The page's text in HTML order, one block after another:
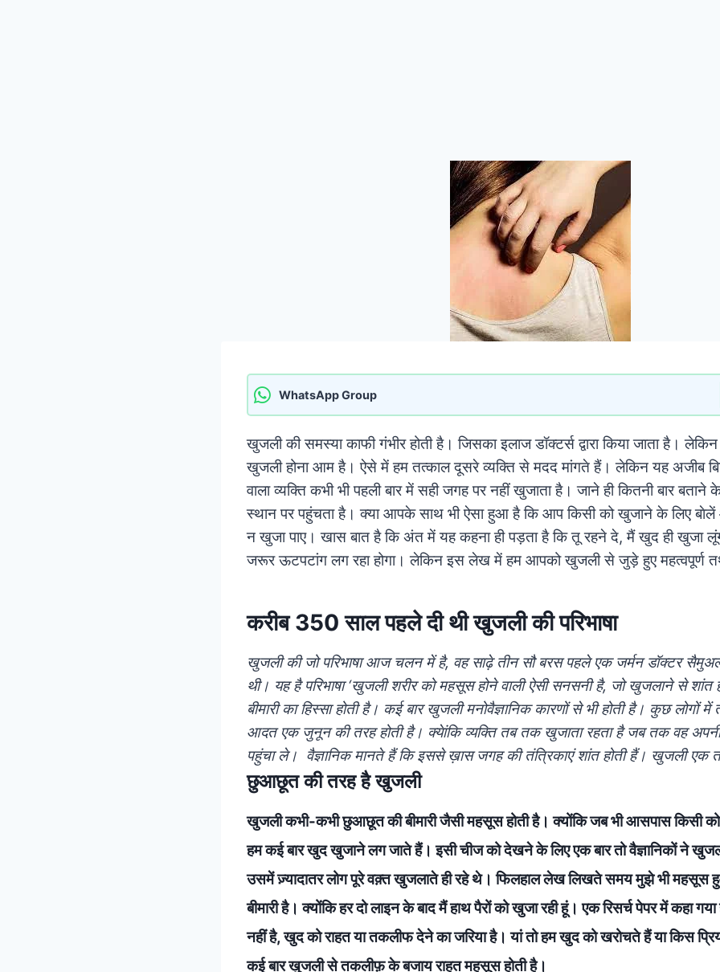
WhatsApp Group
खुजली की समस्या काफी गंभीर होती है। जिसका इलाज डॉक्टर्स द्वारा किया जाता है।
खुजली होना आम है। ऐसे में हम तत्काल दूसरे व्यक्ति से मदद मांगते हैं। लेकिन यह अजीब
वाला व्यक्ति कभी भी पहली बार में सही जगह पर नहीं खुजाता है। जाने ही कितनी बार
स्थान पर पहुंचता है। क्या आपके साथ भी ऐसा हुआ है कि आप किसी को खुजाने के लिए
न खुजा पाए। खास बात है कि अंत में यह कहना ही पड़ता है कि तू रहने दे, मैं खुद ही खुजा
जरूर ऊटपटांग लग रहा होगा। लेकिन इस लेख में हम आपको खुजली से जुड़े हुए महत्वपूर्ण
करीब 350 साल पहले दी थी खुजली की परिभाषा
खुजली की जो परिभाषा आज चलन में है, वह साढ़े तीन सौ बरस पहले एक जर्मन डॉक्टर
थी। यह है परिभाषा ‘खुजली शरीर को महसूस होने वाली ऐसी सनसनी है, जो खुजलाने से शांत
बीमारी का हिस्सा होती है। कई बार खुजली मनोवैज्ञानिक कारणों से भी होती है। कुछ लोगों
आदत एक जुनून की तरह होती है। क्येांकि व्यक्ति तब तक खुजाता रहता है जब तक वह
पहुंचा ले। वैज्ञानिक मानते हैं कि इससे ख़ास जगह की तंत्रिकाएं शांत होती हैं। खुजली एक
छुआछूत की तरह है खुजली
खुजली कभी-कभी छुआछूत की बीमारी जैसी महसूस होती है। क्योंकि जब भी आसपास किसी
हम कई बार खुद खुजाने लग जाते हैं। इसी चीज को देखने के लिए एक बार तो वैज्ञानिकों ने
उसमें ज़्यादातर लोग पूरे वक़्त खुजलाते ही रहे थे। फिलहाल लेख लिखते समय मुझे भी
बीमारी है। क्योंकि हर दो लाइन के बाद मैं हाथ पैरों को खुजा रही हूं। एक रिसर्च पेपर में कहा
नहीं है, खुद को राहत या तकलीफ देने का जरिया है। यां तो हम खुद को खरोचते हैं या किस
कई बार खुजली से तकलीफ़ के बजाय राहत महसूस होती है।